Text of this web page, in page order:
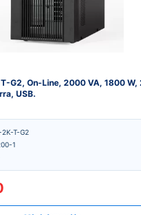
G2, On-Line, 2000 VA, 1800 W,
USB.
2K-T-G2
1